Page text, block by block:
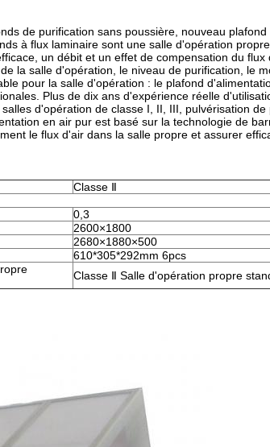
de purification sans poussière, nouveau
à flux laminaire sont une salle d'opération
un débit et un effet de compensation du
la salle d'opération, le niveau de purification, le
pour la salle d'opération : le plafond
Plus de dix ans d'expérience réelle
d'opération de classe I, II, III, pulvérisation
en air pur est basé sur la technologie de
le flux d'air dans la salle propre et assurer
Classe Ⅱ
0,3
2600×1800
2680×1880×500
610*305*292mm 6pcs
Classe Ⅱ Salle d'opération propre